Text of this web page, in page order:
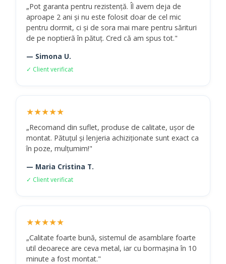
„Pot garanta pentru rezistență. Îl avem deja de
aproape 2 ani și nu este folosit doar de cel mic
pentru dormit, ci și de sora mai mare pentru sărituri
de pe noptieră în pătuț. Cred că am spus tot."
— Simona U.
✓ Client verificat
★★★★★
„Recomand din suflet, produse de calitate, ușor de
montat. Pătuțul și lenjeria achiziționate sunt exact ca
în poze, mulțumim!"
— Maria Cristina T.
✓ Client verificat
★★★★★
„Calitate foarte bună, sistemul de asamblare foarte
util deoarece are ceva metal, iar cu bormașina în 10
minute a fost montat."